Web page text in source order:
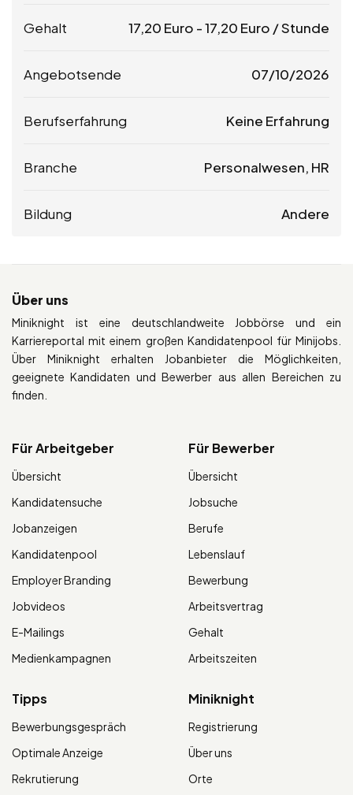
Gehalt 17,20 Euro -17,20 Euro / Stunde
Angebotsende 07/10/2026
Berufserfahrung Keine Erfahrung
Branche Personalwesen, HR
Bildung Andere
Über uns
Miniknight ist eine deutschlandweite Jobbörse und ein
Karriereportal mit einem großen Kandidatenpool für Minijobs.
Über Miniknight erhalten Jobanbieter die Möglichkeiten,
geeignete Kandidaten und Bewerber aus allen Bereichen zu
finden.
Für Arbeitgeber
Übersicht
Kandidatensuche
Jobanzeigen
Kandidatenpool
Employer Branding
Jobvideos
E-Mailings
Medienkampagnen
Für Bewerber
Übersicht
Jobsuche
Berufe
Lebenslauf
Bewerbung
Arbeitsvertrag
Gehalt
Arbeitszeiten
Tipps
Bewerbungsgespräch
Optimale Anzeige
Rekrutierung
Miniknight
Registrierung
Über uns
Orte